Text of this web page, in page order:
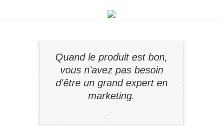
Quand le produit est bon,
vous n'avez pas besoin
d'être un grand expert en
marketing.
−